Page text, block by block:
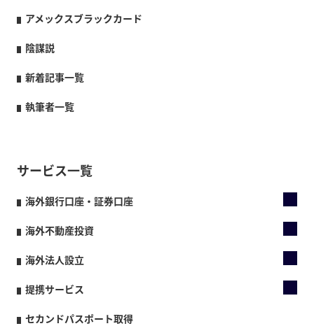
アメックスブラックカード
陰謀説
新着記事一覧
執筆者一覧
サービス一覧
海外銀行口座・証券口座
海外不動産投資
海外法人設立
提携サービス
セカンドパスポート取得